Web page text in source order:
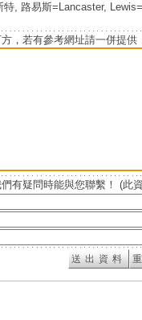
, 路易斯=Lancaster,
，若有參考網址請一併提供
有疑問時能與您聯繫！ (此